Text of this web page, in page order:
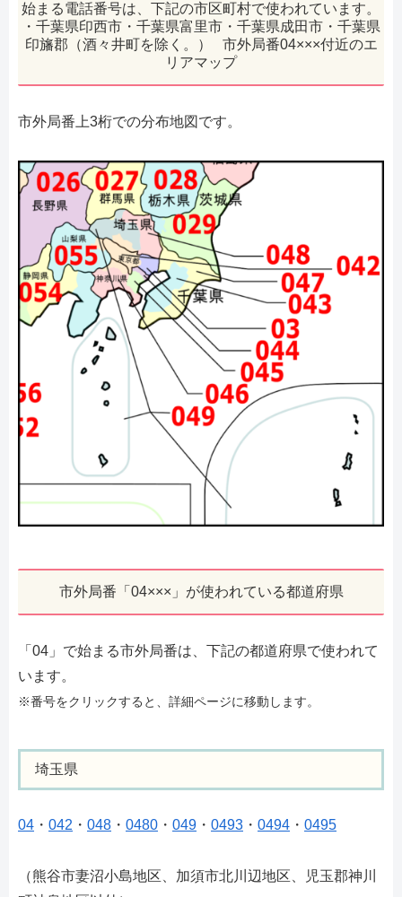
始まる電話番号は、下記の市区町村で使われています。
・千葉県印西市・千葉県富里市・千葉県成田市・千葉県
印旛郡（酒々井町を除く。） 市外局番04×××付近のエ
リアマップ
市外局番上3桁での分布地図です。
市外局番「04×××」が使われている都道府県
「04」で始まる市外局番は、下記の都道府県で使われて
います。
※番号をクリックすると、詳細ページに移動します。
埼玉県
04 ・ 042 ・ 048 ・ 0480 ・ 049 ・ 0493 ・ 0494 ・ 0495
（熊谷市妻沼小島地区、加須市北川辺地区、児玉郡神川